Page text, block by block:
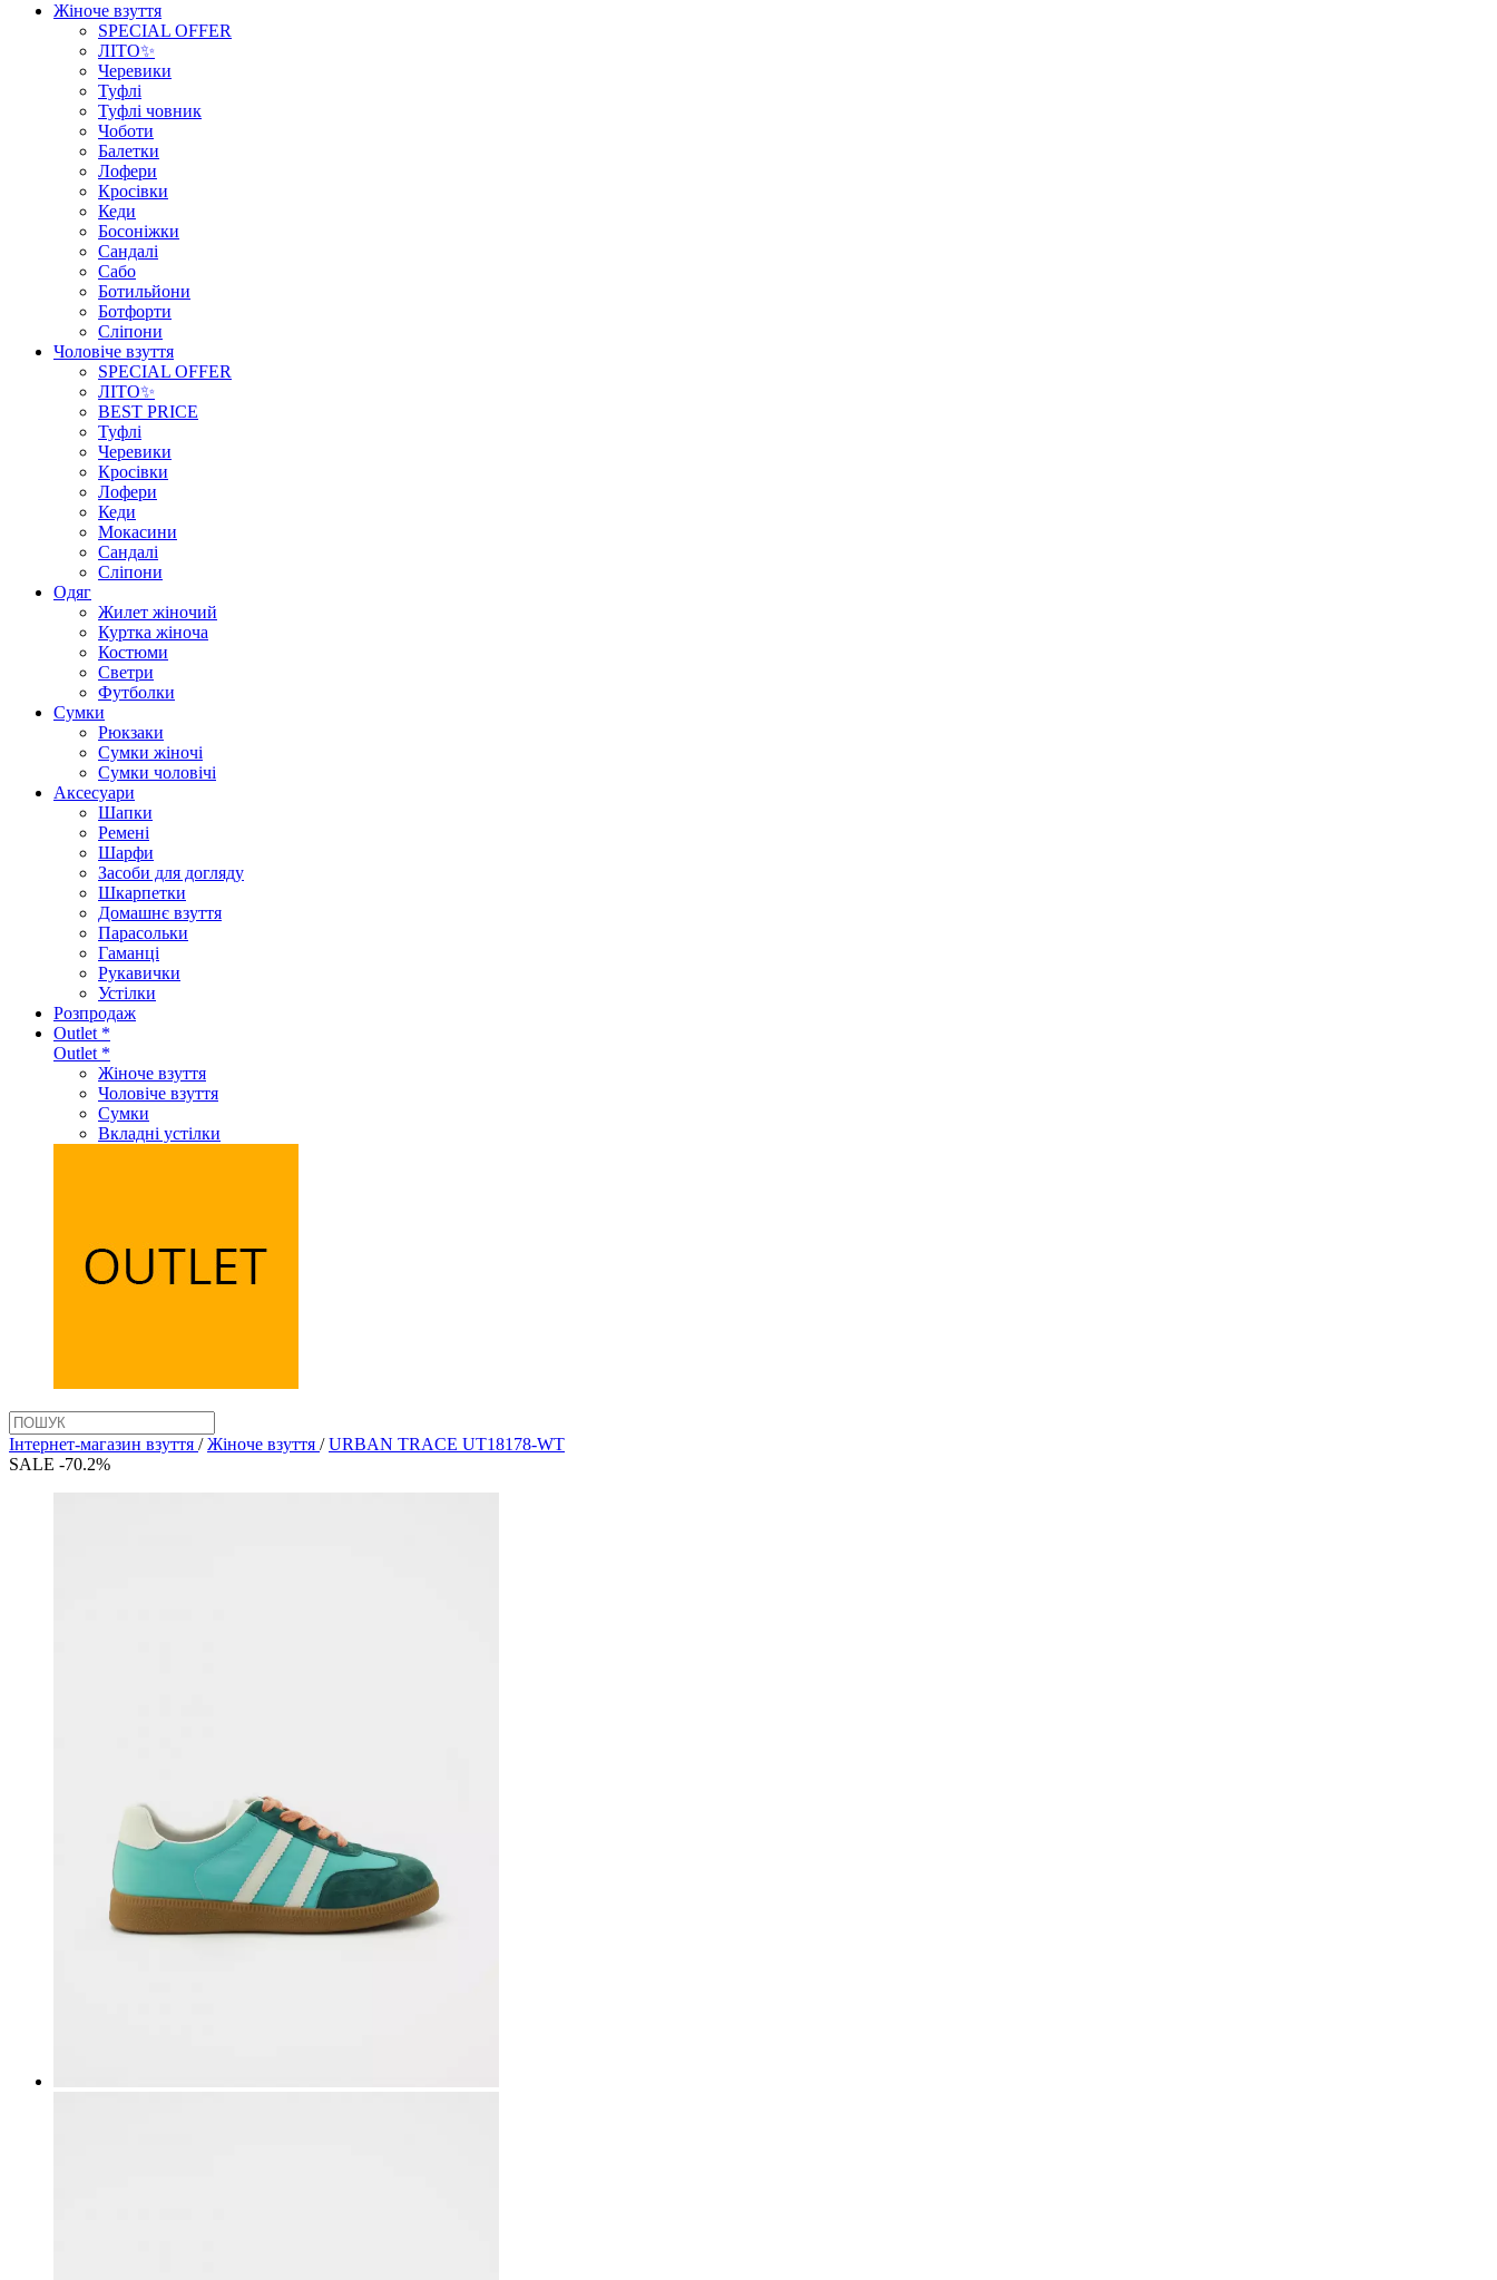
Жіноче взуття
SPECIAL OFFER
ЛІТО✨
Черевики
Туфлі
Туфлі човник
Чоботи
Балетки
Лофери
Кросівки
Кеди
Босоніжки
Сандалі
Сабо
Ботильйони
Ботфорти
Сліпони
Чоловіче взуття
SPECIAL OFFER
ЛІТО✨
BEST PRICE
Туфлі
Черевики
Кросівки
Лофери
Кеди
Мокасини
Сандалі
Сліпони
Одяг
Жилет жіночий
Куртка жіноча
Костюми
Светри
Футболки
Сумки
Рюкзаки
Сумки жіночі
Сумки чоловічі
Аксеcуари
Шапки
Ремені
Шарфи
Засоби для догляду
Шкарпетки
Домашнє взуття
Парасольки
Гаманці
Рукавички
Устілки
Розпродаж
Outlet *
Outlet *
Жіноче взуття
Чоловіче взуття
Сумки
Вкладні устілки
Інтернет-магазин взуття / Жіноче взуття / URBAN TRACE UT18178-WT
SALE -70.2%